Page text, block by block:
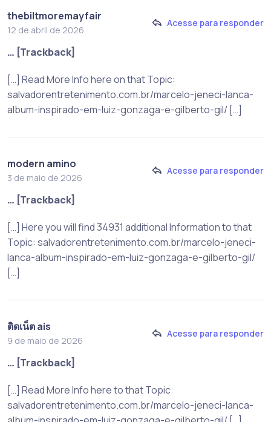
thebiltmoremayfair
12 de abril de 2026
Acesse para responder
… [Trackback]
[…] Read More Info here on that Topic:
salvadorentretenimento.com.br/marcelo-jeneci-lanca-
album-inspirado-em-luiz-gonzaga-e-gilberto-gil/ […]
modern amino
3 de maio de 2026
Acesse para responder
… [Trackback]
[…] Here you will find 34931 additional Information to that
Topic: salvadorentretenimento.com.br/marcelo-jeneci-
lanca-album-inspirado-em-luiz-gonzaga-e-gilberto-gil/
[…]
ติดเน็ต ais
9 de maio de 2026
Acesse para responder
… [Trackback]
[…] Read More Info here to that Topic:
salvadorentretenimento.com.br/marcelo-jeneci-lanca-